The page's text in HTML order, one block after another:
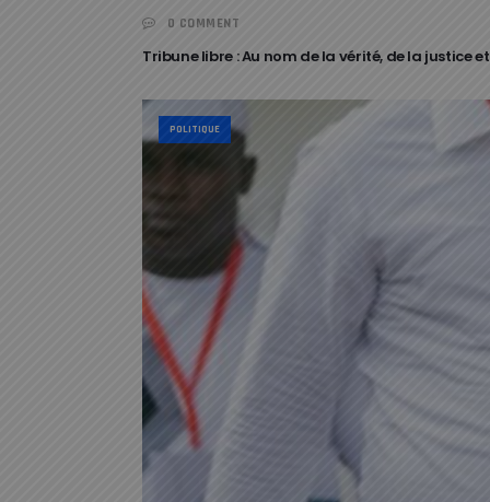
0 COMMENT
Tribune libre : Au nom de la vérité, de la justice
POLITIQUE